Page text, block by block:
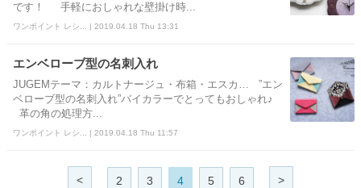
です！ 手軽におしゃれな壁掛け時...
ワンポイント レシ... | 2019.04.18 Thu 13:31
エンベローブ型の名刺入れ
JUGEMテーマ：カルトナージュ・布箱・エスカ… ”エン
ベローブ型の名刺入れ”バイカラーでとってもおしゃれ♪
革の角の処理方...
ワンポイント レシ... | 2019.04.18 Thu 11:57
< 2 3 4 5 6 >